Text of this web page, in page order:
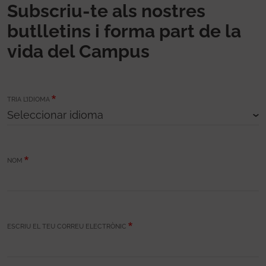
Subscriu-te als nostres
butlletins i forma part de la
vida del Campus
TRIA L’IDIOMA
NOM
ESCRIU EL TEU CORREU ELECTRÒNIC